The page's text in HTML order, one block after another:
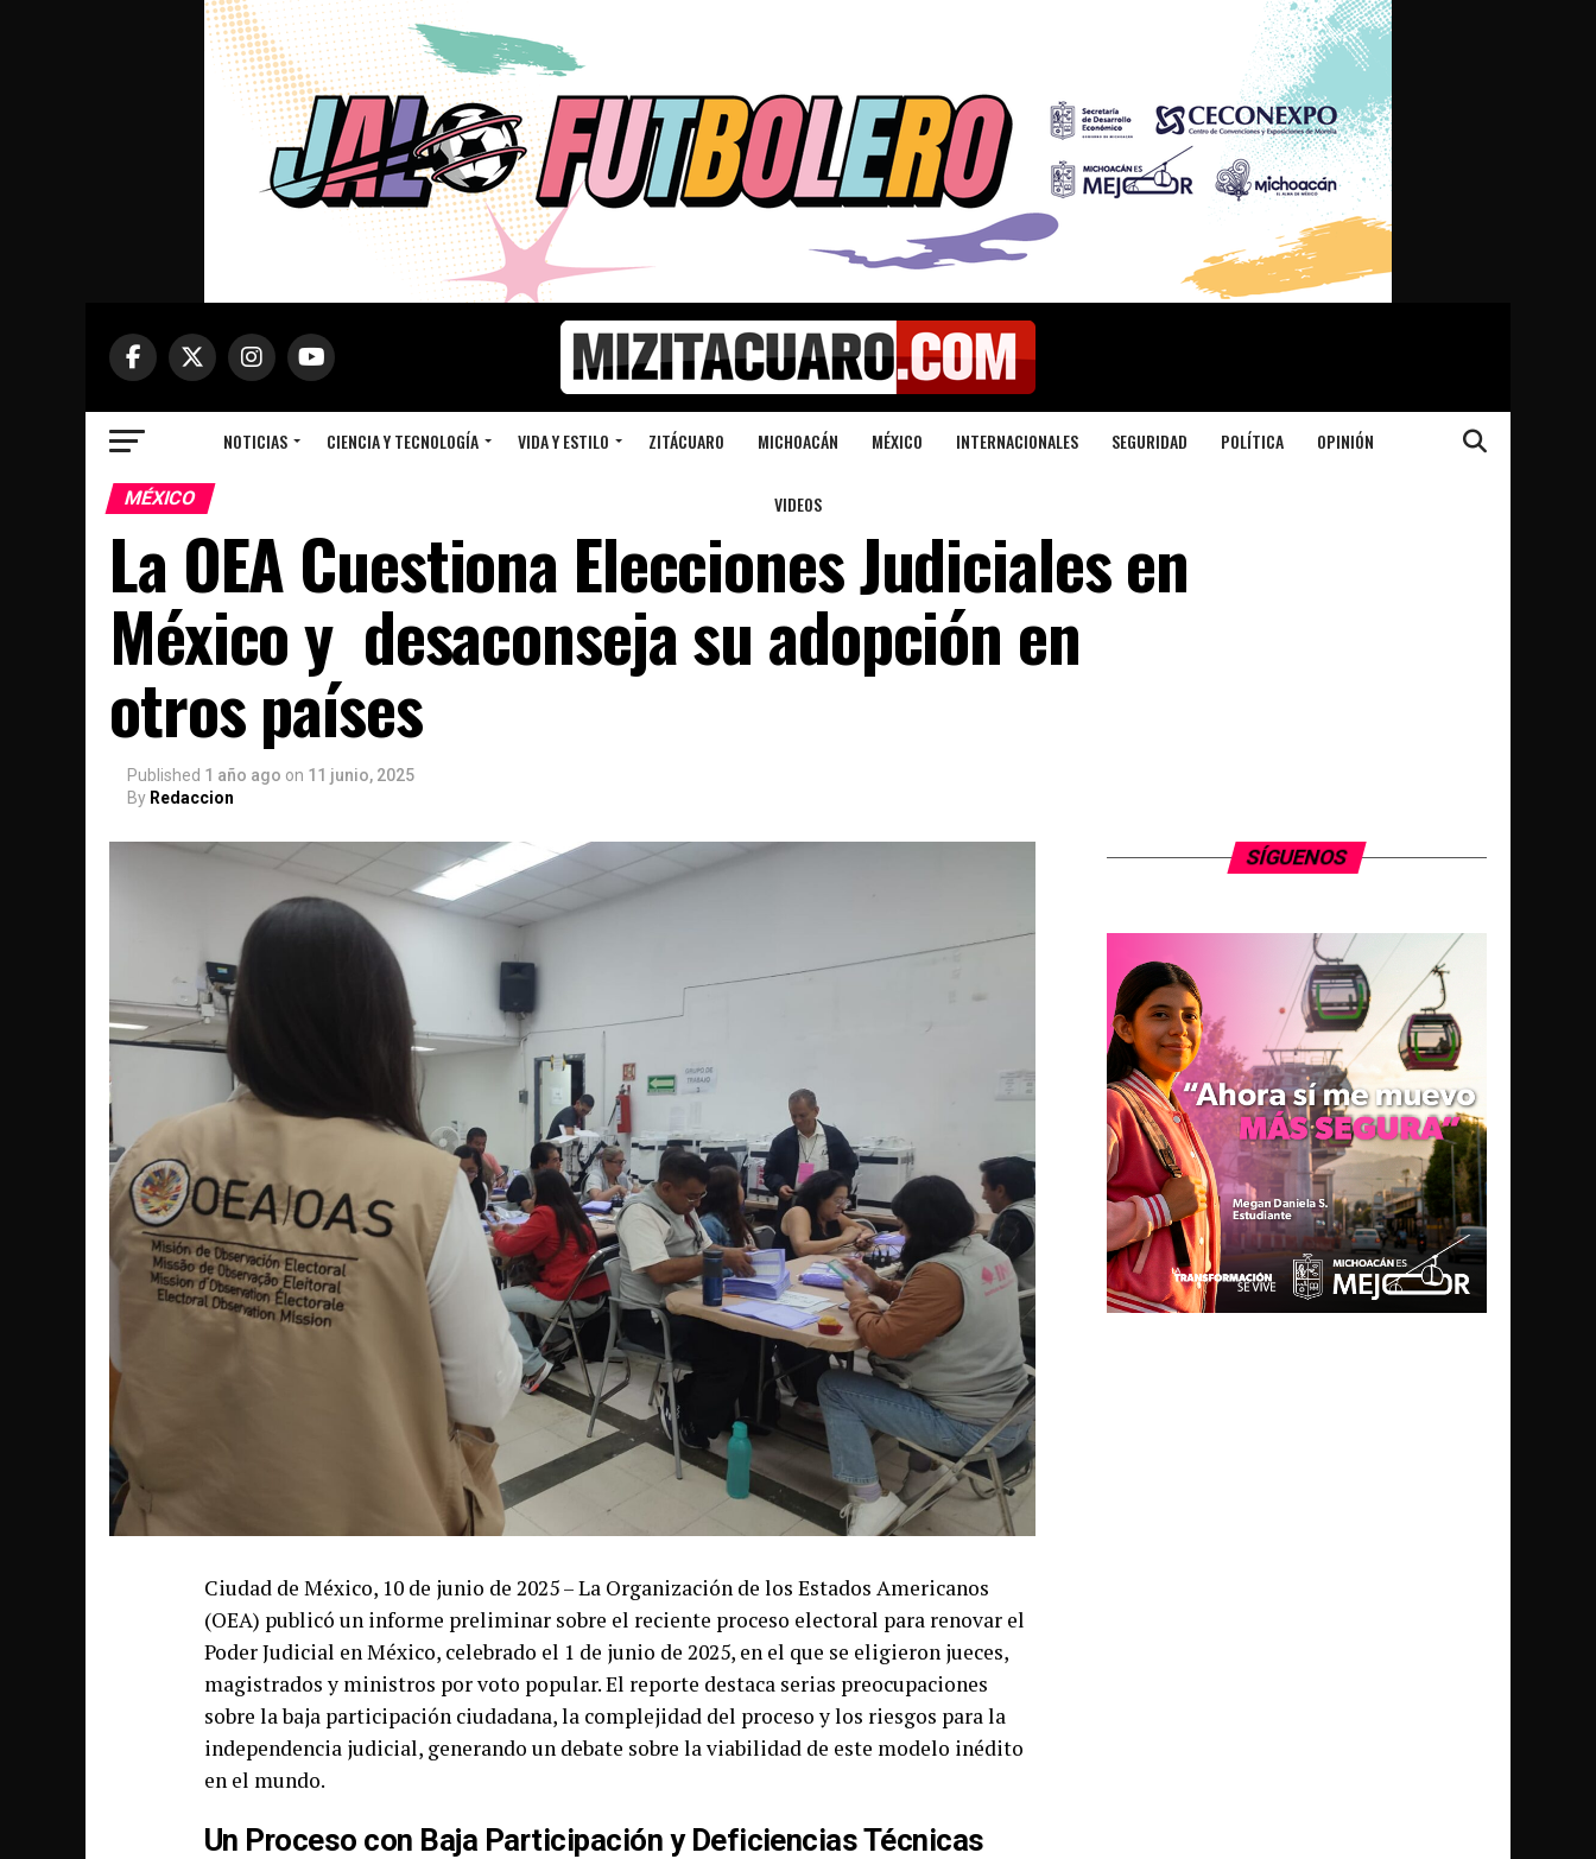
NOTICIAS CIENCIA Y TECNOLOGÍA VIDA Y ESTILO ZITÁCUARO MICHOACÁN MÉXICO INTERNACIONALES SEGURIDAD POLÍTICA OPINIÓN
VIDEOS
MÉXICO
La OEA Cuestiona Elecciones Judiciales en
México y desaconseja su adopción en
otros países
Published 1 año ago on 11 junio, 2025
By Redaccion
Ciudad de México, 10 de junio de 2025 – La Organización de los Estados Americanos
(OEA) publicó un informe preliminar sobre el reciente proceso electoral para renovar el
Poder Judicial en México, celebrado el 1 de junio de 2025, en el que se eligieron jueces,
magistrados y ministros por voto popular. El reporte destaca serias preocupaciones
sobre la baja participación ciudadana, la complejidad del proceso y los riesgos para la
independencia judicial, generando un debate sobre la viabilidad de este modelo inédito
en el mundo.
Un Proceso con Baja Participación y Deficiencias Técnicas
SÍGUENOS